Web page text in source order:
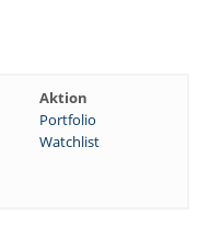
Aktion
Portfolio
Watchlist